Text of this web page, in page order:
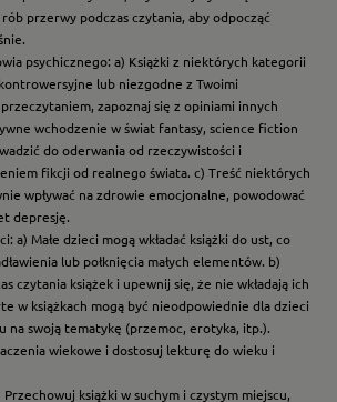
przerwy podczas czytania, aby odpocząć
psychicznego: a) Książki z niektórych kategorii
lub niezgodne z Twoimi
zapoznaj się z opiniami innych
wchodzenie w świat fantasy, science fiction
do oderwania od rzeczywistości i
fikcji od realnego świata. c) Treść niektórych
wpływać na zdrowie emocjonalne, powodować
depresję.
a) Małe dzieci mogą wkładać książki do ust, co
lub połknięcia małych elementów. b)
czytania książek i upewnij się, że nie wkładają ich
w książkach mogą być nieodpowiednie dla dzieci
na swoją tematykę (przemoc, erotyka, itp.).
wiekowe i dostosuj lekturę do wieku i
książki w suchym i czystym miejscu,